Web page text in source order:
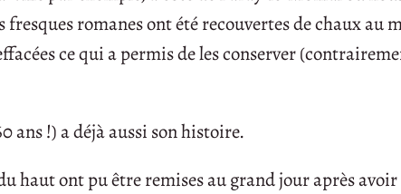
fresques romanes ont été recouvertes de chaux au
ce qui a permis de les conserver
ans !) a déjà aussi son histoire.
haut ont pu être remises au grand jour après